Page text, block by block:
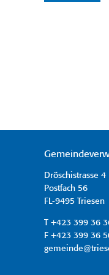
Dröschistrasse 4
Postfach 56
FL-9495 Triesen
T +423 399 36
F +423 399 36